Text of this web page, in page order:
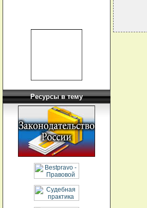
Ресурсы в тему